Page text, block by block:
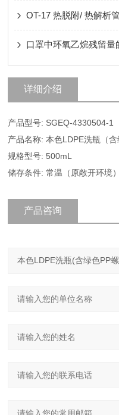
OT-17 热脱附/ 热解析
口罩中环氧乙烷残留量
详细介绍
产品型号: SGEQ-4330504-1
产品名称: 本色LDPE洗瓶（
规格型号: 500mL
储存条件: 常温（原敞开环境）
产品咨询